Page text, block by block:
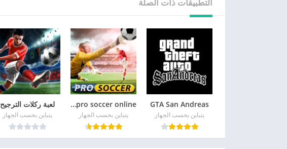
GTA San Andreas
يتباين بحسب الجهاز
pro soccer online مهكرة
يتباين بحسب الجهاز
لعبة ركلات الترجيح
يتباين بحسب الجهاز